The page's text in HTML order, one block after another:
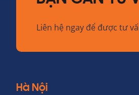
Liên hệ ngay để được tư
Hà Nội